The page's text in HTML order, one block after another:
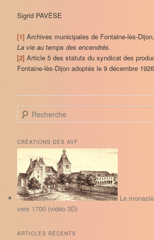
Sigrid PAVÈSE
[1] Archives municipales de Fontaine-lès-
La vie au temps des encendrés.
[2] Article 5 des statuts du syndicat des
Fontaine-lès-Dijon adoptés le 9 décembre
e
h
e
r
h
e
CRÉATIONS DES AVF
Le
vers 1700 (vidéo 3D)
ARTICLES RÉCENTS